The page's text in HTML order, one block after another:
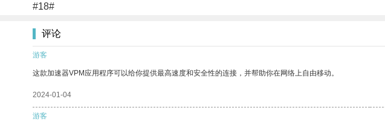
#18#
评论
游客
这款加速器VPM应用程序可以给你提供最高速度和安全性的连接，并帮助你在网络上自由移动。
2024-01-04
游客